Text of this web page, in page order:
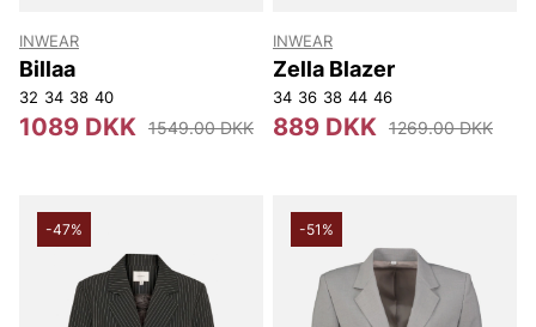
INWEAR
Billaa
32 34 38 40
1089 DKK 1549.00 DKK
INWEAR
Zella Blazer
34 36 38 44 46
889 DKK 1269.00 DKK
-47% -51%